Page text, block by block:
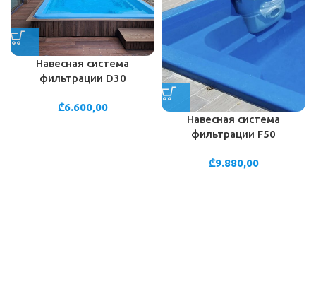
Навесная система
фильтрации D30
₾6.600,00
Навесная система
фильтрации F50
₾9.880,00